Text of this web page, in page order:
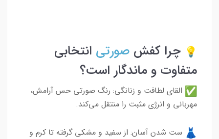
چرا کفش صورتی انتخابی
متفاوت و ماندگار است؟
القای لطافت و زنانگی: رنگ صورتی حس آرامش،
مهربانی و انرژی مثبت را منتقل می‌کند.
ست شدن آسان: از سفید و مشکی گرفته تا کرم و